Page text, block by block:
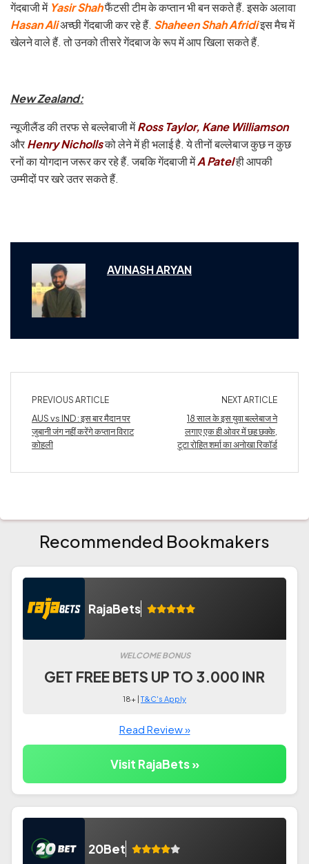
गेंदबाजी में Yasir Shahफैंटसी टीम के कप्तान भी बन सकते हैं. इसके अलावा
Hasan Aliअच्छी गेंदबाजी कर रहे हैं. Shaheen Shah Afridiइस मैच में
खेलने वाले हैं. तो उनको तीसरे गेंदबाज के रूप में आप खिला सकते हैं.
New Zealand:
न्यूजीलैंड की तरफ से बल्लेबाजी मेंRoss Taylor, Kane Williamson
औरHenry Nichollsको लेने में ही भलाई है. ये तीनों बल्लेबाज कुछ न कुछ
रनों का योगदान जरूर कर रहे हैं. जबकि गेंदबाजी मेंA Patelही आपकी
उम्मीदों पर खरे उतर सकते हैं.
AVINASH ARYAN
PREVIOUS ARTICLE
AUS vs IND : इस बार मैदान पर
जुबानी जंग नहीं करेंगे कप्तान विराट
कोहली
NEXT ARTICLE
18 साल के इस युवा बल्लेबाज ने
लगाए एक ही ओवर में छह छक्के,
टूटा रोहित शर्मा का अनोखा रिकॉर्ड
Recommended Bookmakers
RajaBets
WELCOME BONUS
GET FREE BETS UP TO 3.000 INR
18+ |T&C's Apply
Read Review »
Visit RajaBets »
20Bet